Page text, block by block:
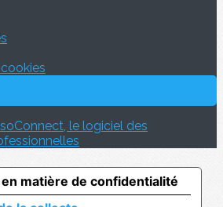
le logiciel des
matière de confidentialité